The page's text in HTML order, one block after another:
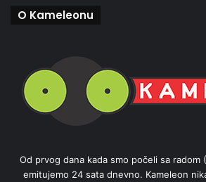
O Kameleonu
Od prvog dana kada smo počeli sa radom
emitujemo 24 sata dnevno. Kameleon